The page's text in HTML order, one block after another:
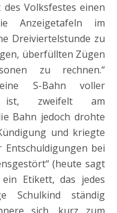
Volksfestes einen
Anzeigetafeln im
Dreiviertelstunde zu
überfüllten Zügen
zu rechnen.“
S-Bahn voller
ist, zweifelt am
Bahn jedoch drohte
und kriegte
bei
(heute sagt
Etikett, das jedes
Schulkind ständig